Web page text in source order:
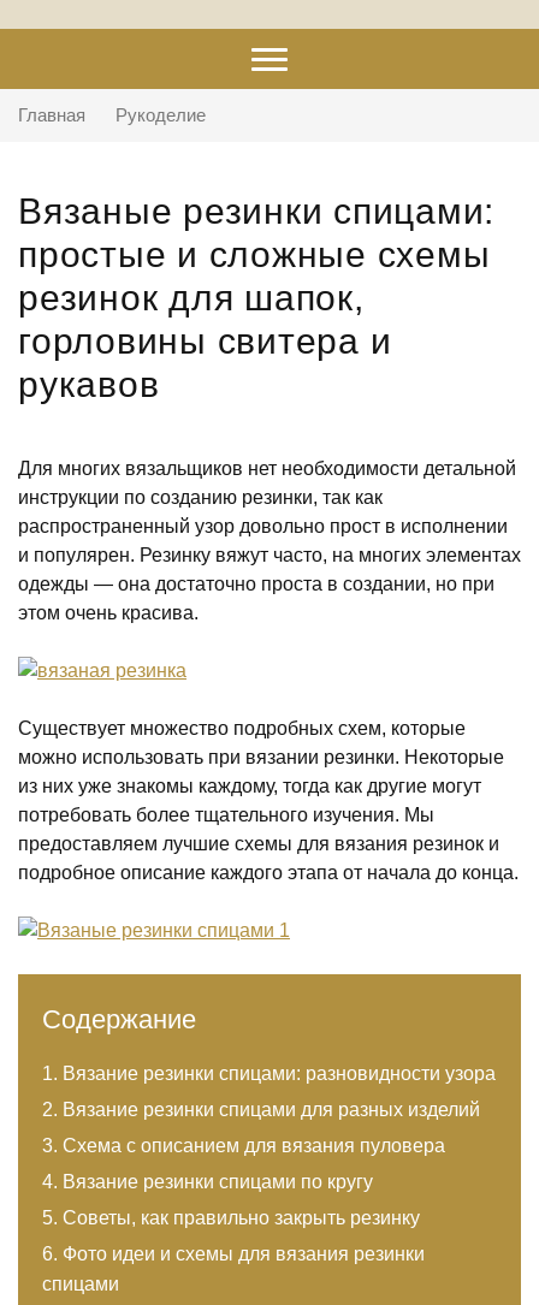
Главная Рукоделие
Вязаные резинки спицами:
простые и сложные схемы
резинок для шапок,
горловины свитера и
рукавов
Для многих вязальщиков нет необходимости детальной
инструкции по созданию резинки, так как
распространенный узор довольно прост в исполнении
и популярен. Резинку вяжут часто, на многих элементах
одежды — она достаточно проста в создании, но при
этом очень красива.
Существует множество подробных схем, которые
можно использовать при вязании резинки. Некоторые
из них уже знакомы каждому, тогда как другие могут
потребовать более тщательного изучения. Мы
предоставляем лучшие схемы для вязания резинок и
подробное описание каждого этапа от начала до конца.
Содержание
Вязание резинки спицами: разновидности узора
Вязание резинки спицами для разных изделий
Схема с описанием для вязания пуловера
Вязание резинки спицами по кругу
Советы, как правильно закрыть резинку
Фото идеи и схемы для вязания резинки
спицами